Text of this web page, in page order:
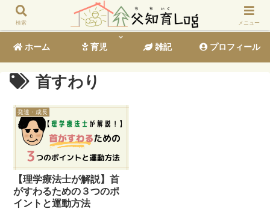
ホーム 育児 雑記 プロフィール
首すわり
発達・成長
【理学療法士が解説】首
がすわるための３つのポ
イントと運動方法
検索 メニュー